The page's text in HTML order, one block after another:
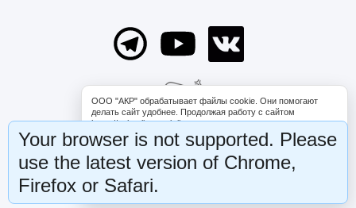
ООО "АКР" обрабатывает файлы cookie. Они помогают
делать сайт удобнее. Продолжая работу с сайтом
https://schooligropraktika.com, вы соглашаетесь с
обработкой файлов cookie. Вы можете запретить обработку
некоторых типов cookie в настройках браузера либо на
странице «Уведомление об использовании файлов cookie».
Согласен
Your browser is not supported. Please
use the latest version of Chrome,
Firefox or Safari.